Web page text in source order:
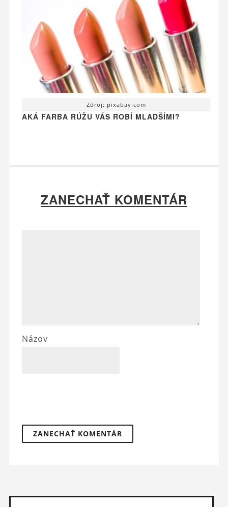
Zdroj: pixabay.com
AKÁ FARBA RÚŽU VÁS ROBÍ MLADŠÍMI?
ZANECHAŤ KOMENTÁR
Názov